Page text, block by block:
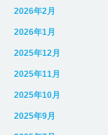
2026年2月
2026年1月
2025年12月
2025年11月
2025年10月
2025年9月